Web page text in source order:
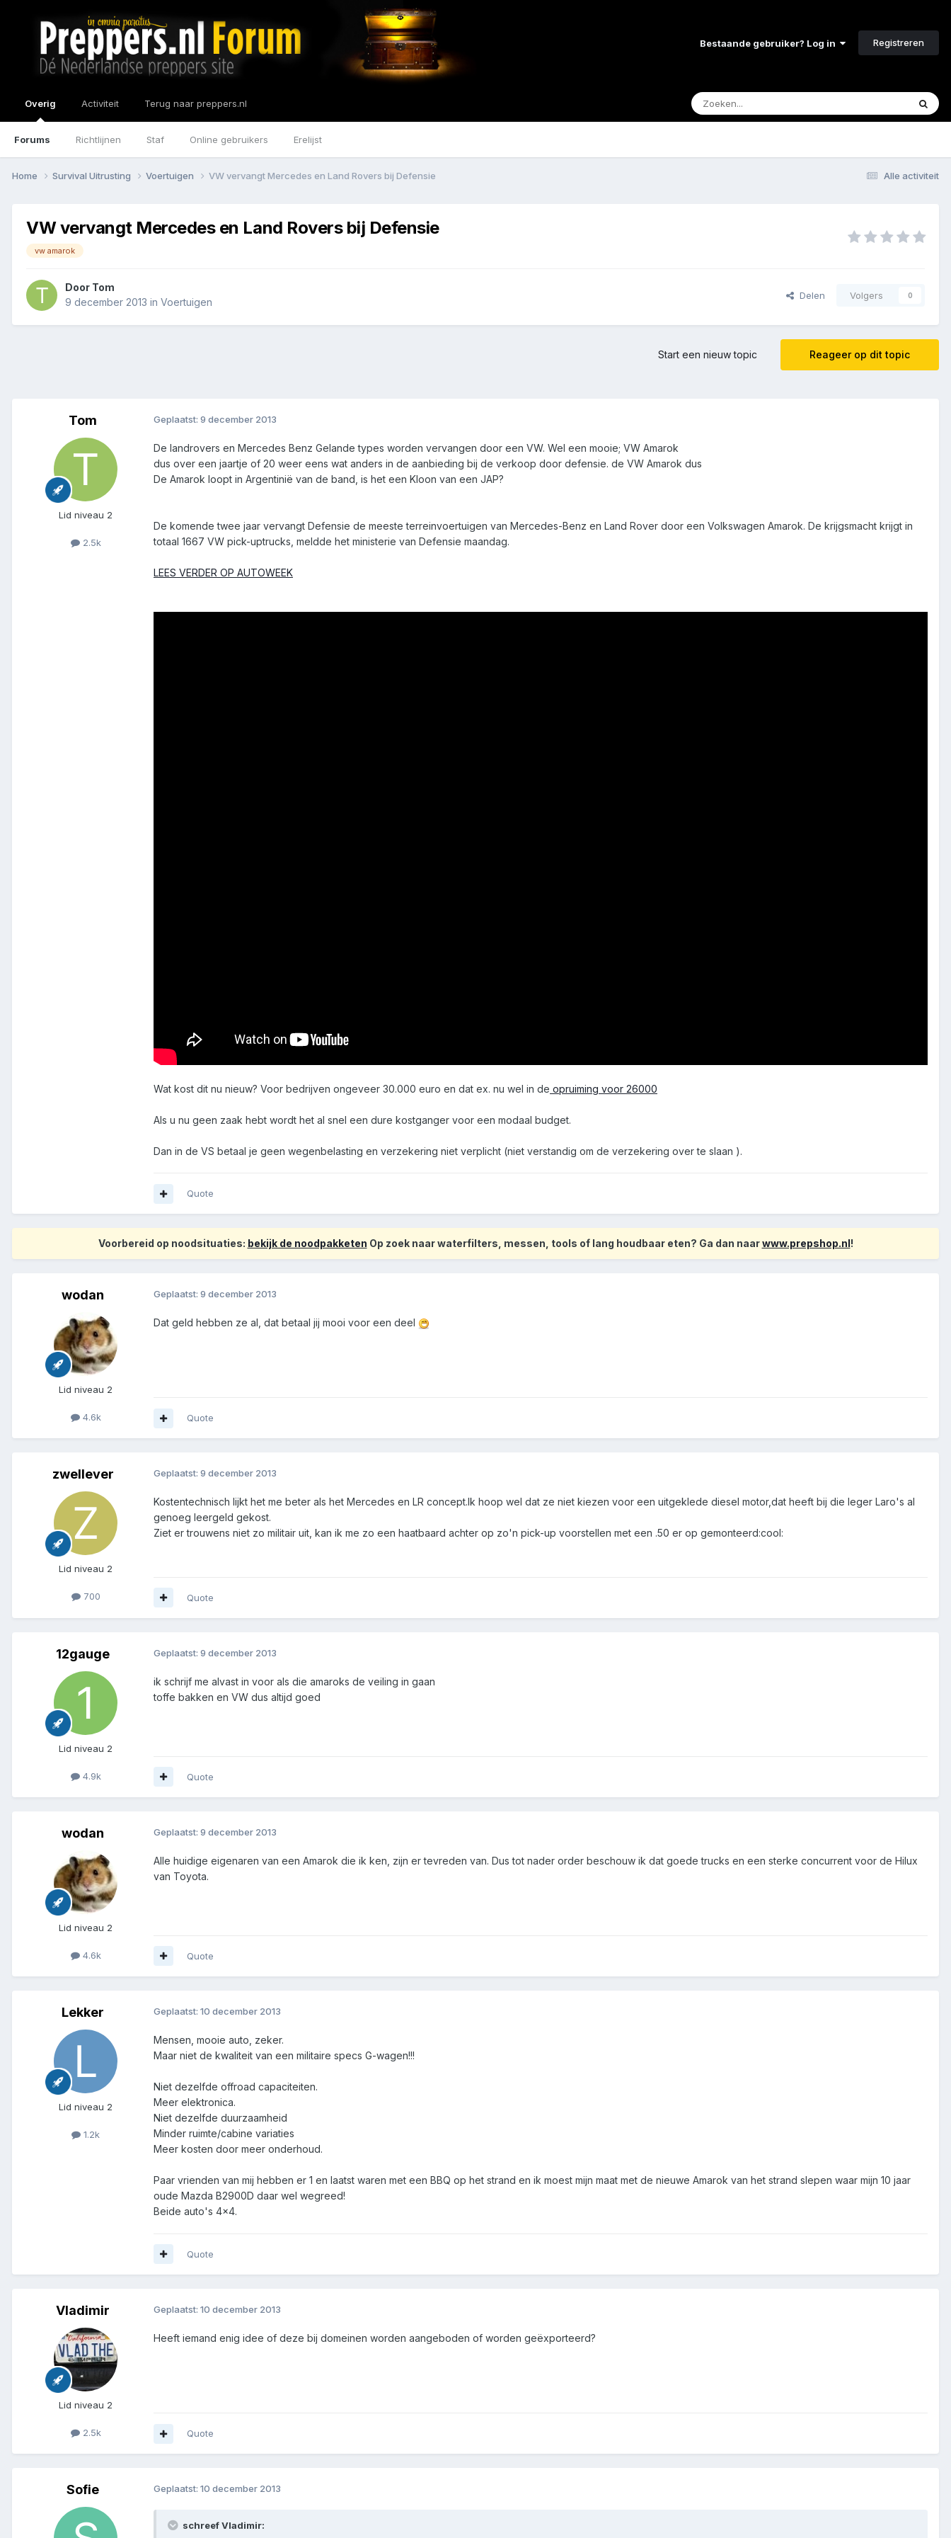
Bestaande gebruiker? Log in Registreren
Overig
Forums Richtlijnen Staf Online gebruikers Erelijst
Activiteit Terug naar preppers.nl
Alle activiteit
Home Survival Uitrusting Voertuigen VW vervangt Mercedes en Land Rovers bij Defensie
VW vervangt Mercedes en Land Rovers bij Defensie
vw amarok
Door Tom
9 december 2013 in Voertuigen
Delen Volgers 0
Reageer op dit topic
Start een nieuw topic
Tom
Lid niveau 2
2.5k
Geplaatst: 9 december 2013
De landrovers en Mercedes Benz Gelande types worden vervangen door een VW. Wel een mooie; VW Amarok
dus over een jaartje of 20 weer eens wat anders in de aanbieding bij de verkoop door defensie. de VW Amarok dus
De Amarok loopt in Argentinië van de band, is het een Kloon van een JAP?
De komende twee jaar vervangt Defensie de meeste terreinvoertuigen van Mercedes-Benz en Land Rover door een Volkswagen Amarok. De krijgsmacht krijgt in
totaal 1667 VW pick-uptrucks, meldde het ministerie van Defensie maandag.
LEES VERDER OP AUTOWEEK
Wat kost dit nu nieuw? Voor bedrijven ongeveer 30.000 euro en dat ex. nu wel in de opruiming voor 26000
Als u nu geen zaak hebt wordt het al snel een dure kostganger voor een modaal budget.
Dan in de VS betaal je geen wegenbelasting en verzekering niet verplicht (niet verstandig om de verzekering over te slaan ).
Quote
Voorbereid op noodsituaties: bekijk de noodpakketen Op zoek naar waterfilters, messen, tools of lang houdbaar eten? Ga dan naarwww.prepshop.nl!
wodan
Lid niveau 2
4.6k
Geplaatst: 9 december 2013
Dat geld hebben ze al, dat betaal jij mooi voor een deel
Quote
zwellever
Lid niveau 2
700
Geplaatst: 9 december 2013
Kostentechnisch lijkt het me beter als het Mercedes en LR concept.Ik hoop wel dat ze niet kiezen voor een uitgeklede diesel motor,dat heeft bij die leger Laro's al
genoeg leergeld gekost.
Ziet er trouwens niet zo militair uit, kan ik me zo een haatbaard achter op zo'n pick-up voorstellen met een .50 er op gemonteerd:cool:
Quote
12gauge
Lid niveau 2
4.9k
Geplaatst: 9 december 2013
ik schrijf me alvast in voor als die amaroks de veiling in gaan
toffe bakken en VW dus altijd goed
Quote
wodan
Lid niveau 2
4.6k
Geplaatst: 9 december 2013
Alle huidige eigenaren van een Amarok die ik ken, zijn er tevreden van. Dus tot nader order beschouw ik dat goede trucks en een sterke concurrent voor de Hilux
van Toyota.
Quote
Lekker
Lid niveau 2
1.2k
Geplaatst: 10 december 2013
Mensen, mooie auto, zeker.
Maar niet de kwaliteit van een militaire specs G-wagen!!!
Niet dezelfde offroad capaciteiten.
Meer elektronica.
Niet dezelfde duurzaamheid
Minder ruimte/cabine variaties
Meer kosten door meer onderhoud.
Paar vrienden van mij hebben er 1 en laatst waren met een BBQ op het strand en ik moest mijn maat met de nieuwe Amarok van het strand slepen waar mijn 10 jaar
oude Mazda B2900D daar wel wegreed!
Beide auto's 4x4.
Quote
Vladimir
Lid niveau 2
2.5k
Geplaatst: 10 december 2013
Heeft iemand enig idee of deze bij domeinen worden aangeboden of worden geëxporteerd?
Quote
Sofie Geplaatst: 10 december 2013
schreef Vladimir: